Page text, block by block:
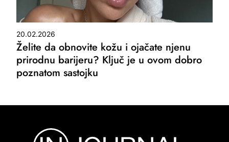
20.02.2026
Želite da obnovite kožu i ojačate njenu
prirodnu barijeru? Ključ je u ovom dobro
poznatom sastojku